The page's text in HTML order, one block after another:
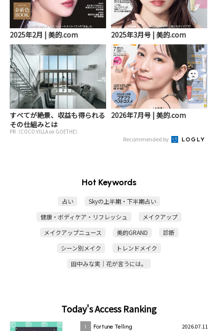
2025年2月 | 美的.com 2025年3月号 | 美的.com
すべてが絶景、収益も得られる
その仕組みとは
PR（COCO VILLA on GOETHE）
2026年7月号 | 美的.com
Recommended by
Hot Keywords
占い
Skyの上半期・下半期占い
健康・ボディケア・リフレッシュ
メイクアップ
メイクアップニュース
美的GRAND
診断
シーン別メイク
トレンドメイク
田中みな実｜花が言うには。
Today's Access Ranking
1 Fortune Telling 2026.07.11